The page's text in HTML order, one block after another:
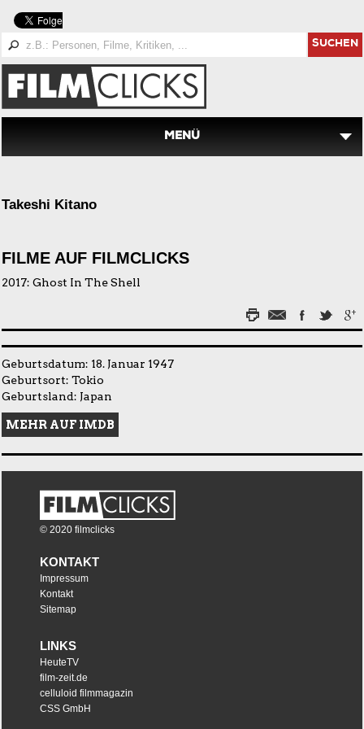
SUCHEN
MENÜ
Takeshi Kitano
FILME AUF FILMCLICKS
2017: Ghost In The Shell
Geburtsdatum: 18. Januar 1947
Geburtsort: Tokio
Geburtsland: Japan
MEHR AUF IMDB
© 2020 filmclicks
KONTAKT
Impressum
Kontakt
Sitemap
LINKS
HeuteTV
film-zeit.de
celluloid filmmagazin
CSS GmbH